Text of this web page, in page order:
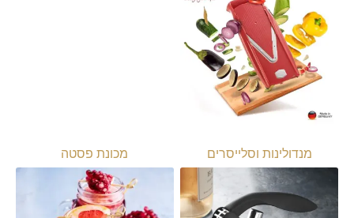
מכונת פסטה מנדולינות וסלייסרים